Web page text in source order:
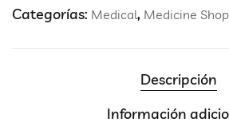
Categorías: Medical, Medicine Shop
Descripción
Información